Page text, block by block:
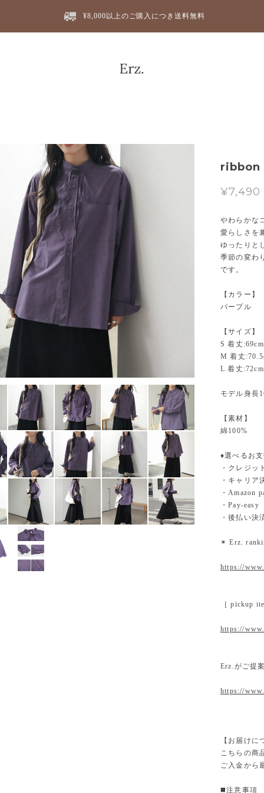
¥8,000以上のご購入につき送料無料
¥7,490
やわらかな
愛らしさを
ゆったりと
季節の変わ
です。
【カラー】
パープル
【サイズ】
S 着丈
M 着丈
L 着丈
モデル身長
【素材】
綿100%
♦︎選べるお
・クレジ
・キャリア
・Amazon
・Pay-easy
・後払い決
✴︎ Erz.
https://
［ pickup
https://
Erz.がご提
https://
【お届けに
こちらの商
ご入金から
◼️注意事項